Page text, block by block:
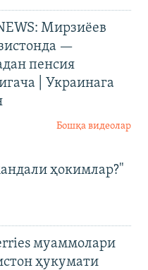
Мирзиёев
—
пенсия
| Украинага
Бошқа видеолар
ҳокимлар?"
муаммолари
ҳукумати